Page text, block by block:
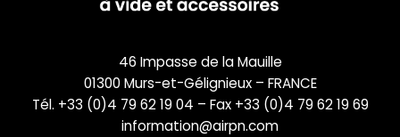
46 Impasse de la Mauille
01300 Murs-et-Gélignieux – FRANCE
Tél. +33 (0)4 79 62 19 04 – Fax +33 (0)4 79 62 19 69
information@airpn.com